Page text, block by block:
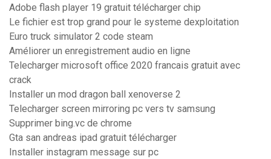
Adobe flash player 19 gratuit télécharger chip
Le fichier est trop grand pour le systeme dexploitation
Euro truck simulator 2 code steam
Améliorer un enregistrement audio en ligne
Telecharger microsoft office 2020 francais gratuit avec
crack
Installer un mod dragon ball xenoverse 2
Telecharger screen mirroring pc vers tv samsung
Supprimer bing.vc de chrome
Gta san andreas ipad gratuit télécharger
Installer instagram message sur pc